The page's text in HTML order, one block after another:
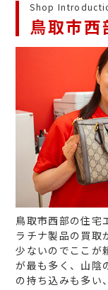
Shop
鳥取市西
鳥取市西部の住宅
ラチナ製品の買取
少ないのでここが
が最も多く、山陰
の持ち込みも多い